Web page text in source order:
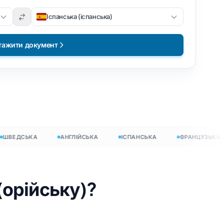
Іспанська (іспанська)
документ
АНГЛІЙСЬКА ІСПАНСЬКА ФРАНЦУЗЬКА